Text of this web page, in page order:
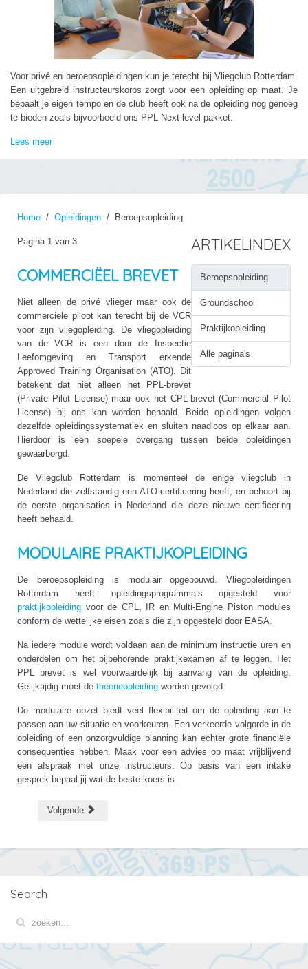
Voor privé en beroepsopleidingen kun je terecht bij Vliegclub Rotterdam.
Een uitgebreid instructeurskorps zorgt voor een opleiding op maat. Je
bepaalt je eigen tempo en de club heeft ook na de opleiding nog genoeg
te bieden zoals bijvoorbeeld ons PPL Next-level pakket.
Lees meer
Home Opleidingen Beroepsopleiding
ARTIKELINDEX
Beroepsopleiding
Groundschool
Praktijkopleiding
Alle pagina's
Pagina 1 van 3
COMMERCIËEL BREVET
Niet alleen de privé vlieger maar ook de
commerciële piloot kan terecht bij de VCR
voor zijn vliegopleiding. De vliegopleiding
van de VCR is een door de Inspectie
Leefomgeving en Transport erkende
Approved Training Organisation (ATO). Dit
betekent dat niet alleen het PPL-brevet
(Private Pilot License) maar ook het CPL-brevet (Commercial Pilot
License) bij ons kan worden behaald. Beide opleidingen volgen
dezelfde opleidingssystematiek en sluiten naadloos op elkaar aan.
Hierdoor is een soepele overgang tussen beide opleidingen
gewaarborgd.
De Vliegclub Rotterdam is momenteel de enige vliegclub in
Nederland die zelfstandig een ATO-certificering heeft, en behoort bij
de eerste organisaties in Nederland die deze nieuwe certificering
heeft behaald.
MODULAIRE PRAKTIJKOPLEIDING
De beroepsopleiding is modulair opgebouwd. Vliegopleidingen
Rotterdam heeft opleidingsprogramma’s opgesteld voor
praktijkopleiding voor de CPL, IR en Multi-Engine Piston modules
conform de wettelijke eisen zoals die zijn opgesteld door EASA.
Na iedere module wordt voldaan aan de minimum instructie uren en
onderdelen om het bijbehorende praktijkexamen af te leggen. Het
PPL brevet is wel voorwaardelijk bij aanvang van de opleiding.
Gelijktijdig moet de theorieopleiding worden gevolgd.
De modulaire opzet biedt veel flexibiliteit om de opleiding aan te
passen aan uw situatie en voorkeuren. Een verkeerde volgorde in de
opleiding of een onzorgvuldige planning kan echter grote financiële
consequenties hebben. Maak voor een advies op maat vrijblijvend
een afspraak met onze instructeurs. Op basis van een intake
gesprek bepaal jij wat de beste koers is.
Volgende
Search